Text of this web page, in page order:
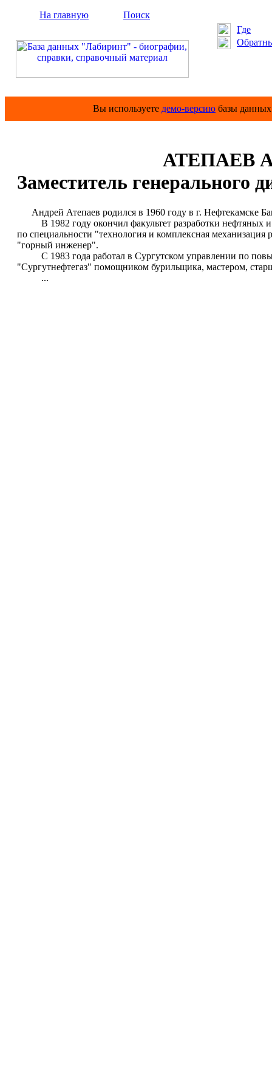
На главную
Поиск
Где
Вы используете демо-версию базы
АТЕПАЕВ
Заместитель генерального
Андрей Атепаев родился в 1960 году в г. Нефтекамске
В 1982 году окончил факультет разработки нефтяных и
по специальности "технология и комплексная
"горный инженер".
С 1983 года работал в Сургутском управлении по
"Сургутнефтегаз" помощником бурильщика, мастером,
...